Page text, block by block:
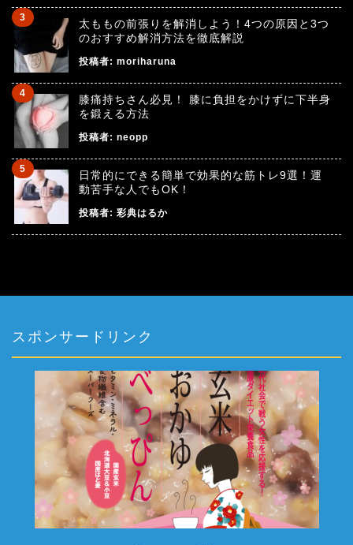
太ももの前張りを解消しよう！4つの原因と3つ
のおすすめ解消方法を徹底解説
投稿者: moriharuna
膝痛持ちさん必見！ 膝に負担をかけずに下半身
を鍛える方法
投稿者: neopp
日常的にできる簡単で効果的な筋トレ9選！運
動苦手な人でもOK！
投稿者: 彩典はるか
スポンサードリンク